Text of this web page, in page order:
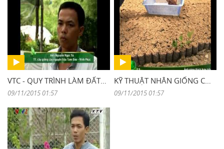
VTC - QUY TRÌNH LÀM ĐẤT VƯỜN ƯƠM
09/11/2015 01:57
KỸ THUẬT NHÂN GIỐNG CÂY TRÀ HOA VÀNG TAM ĐẢO
09/11/2015 01:57